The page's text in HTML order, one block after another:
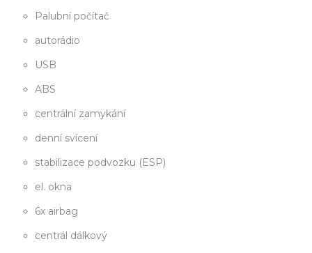
Palubní počítač
autorádio
USB
ABS
centrální zamykání
denní svícení
stabilizace podvozku (ESP)
el. okna
6x airbag
centrál dálkový